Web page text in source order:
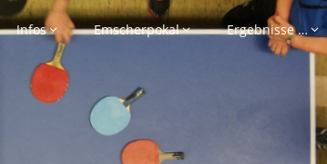
Infos Emscherpokal Ergebnisse …